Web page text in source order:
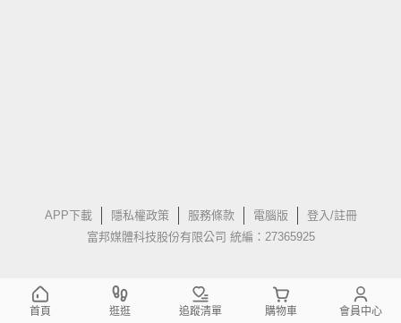
APP下載 隱私權政策 服務條款 電腦版
登入/註冊
富邦媒體科技股份有限公司 統編：27365925
首頁 逛逛 追蹤清單 購物車 會員中心